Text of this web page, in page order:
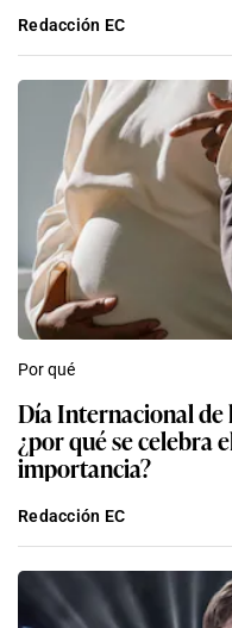
Redacción EC
Por qué
Día Internacional de
¿por qué se celebra
importancia?
Redacción EC